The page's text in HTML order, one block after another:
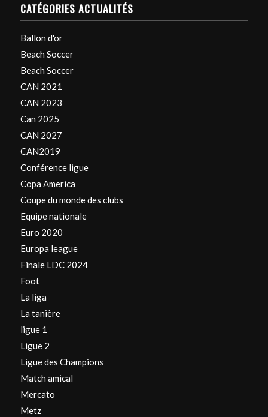
CATÉGORIES ACTUALITÉS
Ballon d'or
Beach Soccer
Beach Soccer
CAN 2021
CAN 2023
Can 2025
CAN 2027
CAN2019
Conférence ligue
Copa America
Coupe du monde des clubs
Equipe nationale
Euro 2020
Europa league
Finale LDC 2024
Foot
La liga
La tanière
ligue 1
Ligue 2
Ligue des Champions
Match amical
Mercato
Metz